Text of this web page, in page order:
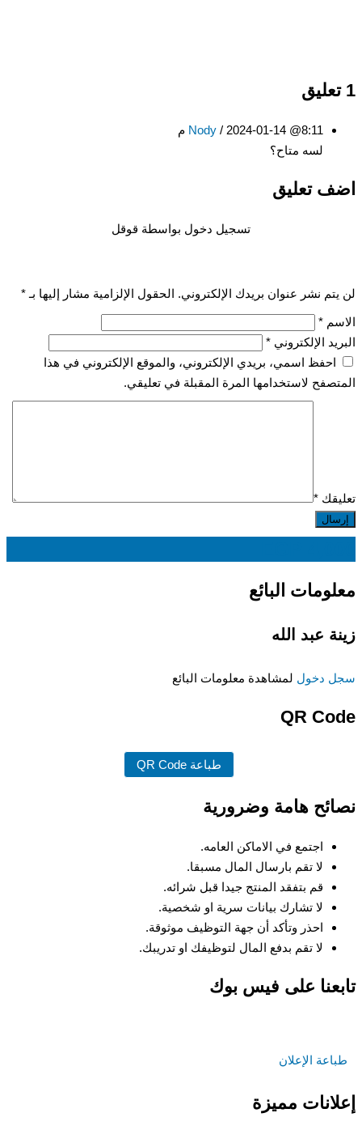
1 تعليق
Nody / 2024-01-14 @8:11 م
لسه متاح؟
اضف تعليق
تسجيل دخول بواسطة قوقل
لن يتم نشر عنوان بريدك الإلكتروني. الحقول الإلزامية مشار إليها بـ *
الاسم *
البريد الإلكتروني *
احفظ اسمي، بريدي الإلكتروني، والموقع الإلكتروني في هذا
المتصفح لاستخدامها المرة المقبلة في تعليقي.
تعليقك *
معلومات البائع
زينة عبد الله
سجل دخول لمشاهدة معلومات البائع
QR Code
طباعة QR Code
نصائح هامة وضرورية
اجتمع في الاماكن العامه.
لا تقم بارسال المال مسبقا.
قم بتفقد المنتج جيدا قبل شرائه.
لا تشارك بيانات سرية او شخصية.
احذر وتأكد أن جهة التوظيف موثوقة.
لا تقم بدفع المال لتوظيفك او تدريبك.
تابعنا على فيس بوك
طباعة الإعلان
إعلانات مميزة